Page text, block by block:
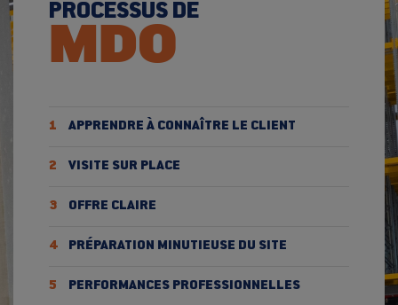
PROCESSUS DE
MDO
1 APPRENDRE À CONNAÎTRE LE CLIENT
2 VISITE SUR PLACE
3 OFFRE CLAIRE
4 PRÉPARATION MINUTIEUSE DU SITE
5 PERFORMANCES PROFESSIONNELLES